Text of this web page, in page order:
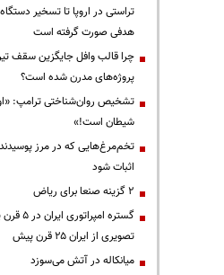
تراستی در اروپا تا تسخیر
هدفی صورت گرفته است
چرا قالب وافل جایگزین سقف
پروژه‌های مدرن شده است؟
تشخیص روان‌شناختی ترامپ:
شیطان است!»
تخم‌مرغ‌هایی که در مرز پوسیدند
اثبات شود
۲ گزینه صنعا برای ریاض
گستره
تصویری از ایران ۲۵ قرن پیش
میانکاله در آتش می‌سوزد